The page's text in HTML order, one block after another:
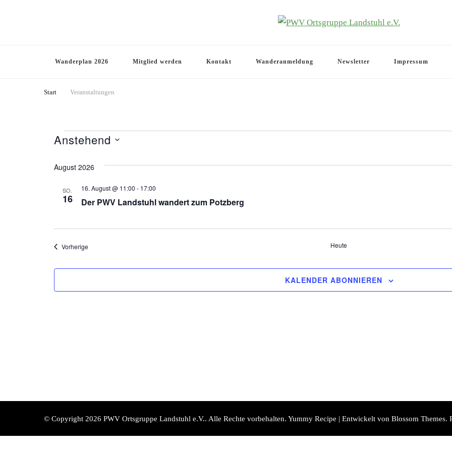
Wanderplan 2026 Mitglied werden Kontakt Wanderanmeldung Newsletter Impressum
Start Veranstaltungen
Veranstaltungen
Anstehend
wählen.
August 2026
SO.
16 Der PWV Landstuhl wandert zum Potzberg
16. August @ 11:00 - 17:00
VorherigeVeranstaltungen Heute
KALENDER ABONNIEREN
© Copyright 2026 PWV Ortsgruppe Landstuhl e.V.. Alle Rechte vorbehalten. Yummy Recipe | Entwickelt von Blossom Themes.